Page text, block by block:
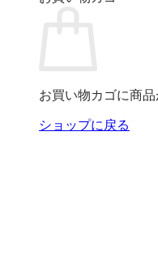
お買い物カゴに商品
ショップに戻る